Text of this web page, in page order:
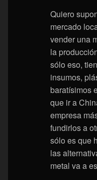
Quiero
mercado
vender una
la
sólo eso,
insumos,
baratísimos
que ir a
empresa
fundirlos a
sólo es que
las
metal va a